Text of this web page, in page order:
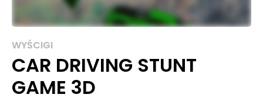
WYŚCIGI
CAR DRIVING STUNT
GAME 3D